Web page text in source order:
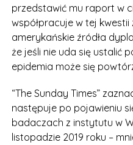
przedstawić mu raport w
współpracuje w tej
amerykańskie źródła
że jeśli nie uda się ustalić
epidemia może się
“The Sunday Times”
następuje po pojawieniu
badaczach z instytutu w
listopadzie 2019 roku –